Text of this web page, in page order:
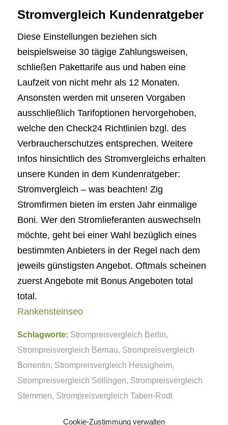
Cookie-Zustimmung verwalten
Stromvergleich Kundenratgeber
Diese Einstellungen beziehen sich
beispielsweise 30 tägige Zahlungsweisen,
schließen Pakettarife aus und haben eine
Laufzeit von nicht mehr als 12 Monaten.
Ansonsten werden mit unseren Vorgaben
ausschließlich Tarifoptionen hervorgehoben,
welche den Check24 Richtlinien bzgl. des
Verbraucherschutzes entsprechen. Weitere
Infos hinsichtlich des Stromvergleichs erhalten
unsere Kunden in dem Kundenratgeber:
Stromvergleich – was beachten! Zig
Stromfirmen bieten im ersten Jahr einmalige
Boni. Wer den Stromlieferanten auswechseln
möchte, geht bei einer Wahl bezüglich eines
bestimmten Anbieters in der Regel nach dem
jeweils günstigsten Angebot. Oftmals scheinen
zuerst Angebote mit Bonus Angeboten total
total.
Rankensteinseo
Schlagworte: Strompreisvergleich Berlin,
Strompreisvergleich Bernau, Strompreisvergleich
Borrentin, Strompreisvergleich Hessigheim,
Strompreisvergleich Söllingen, Strompreisvergleich
Stemmen, Strompreisvergleich Taben-Rodt